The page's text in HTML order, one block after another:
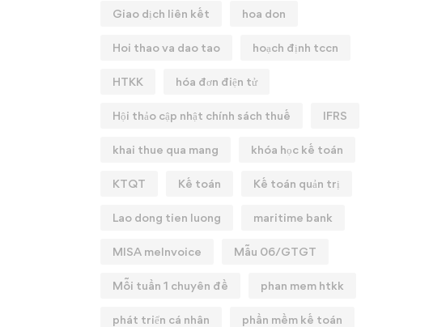
Giao dịch liên kết hoa don
Hoi thao va dao tao hoạch định tccn
HTKK hóa đơn điện tử
Hội thảo cập nhật chính sách thuế IFRS
khai thue qua mang khóa học kế toán
KTQT Kế toán Kế toán quản trị
Lao dong tien luong maritime bank
MISA meInvoice Mẫu 06/GTGT
Mỗi tuần 1 chuyên đề phan mem htkk
phát triển cá nhân phần mềm kế toán